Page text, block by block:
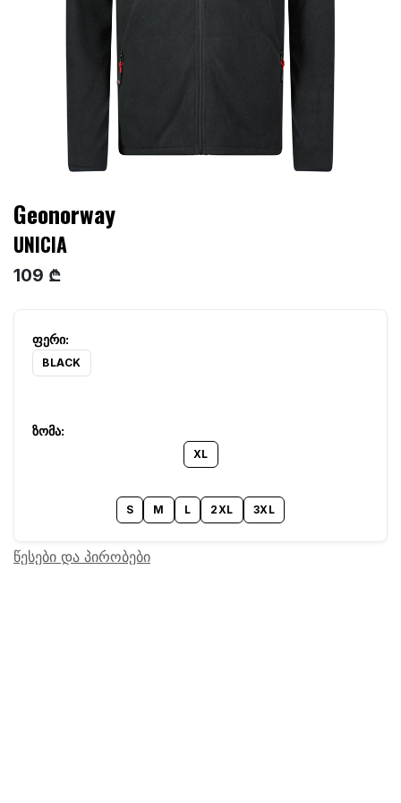
Geonorway
UNICIA
109 ₾
BLACK
XL
S M L 2XL 3XL
წესები და პირობები